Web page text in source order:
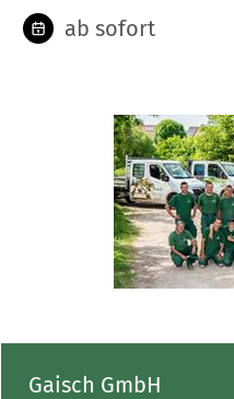
ab sofort
Gaisch GmbH